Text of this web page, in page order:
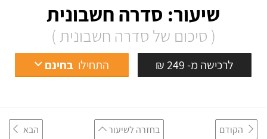
שיעור: סדרה חשבונית
( סיכום של סדרה חשבונית )
לרכישה מ- 249 ₪ התחילו בחינם
הקודם בחזרה לשיעור הבא